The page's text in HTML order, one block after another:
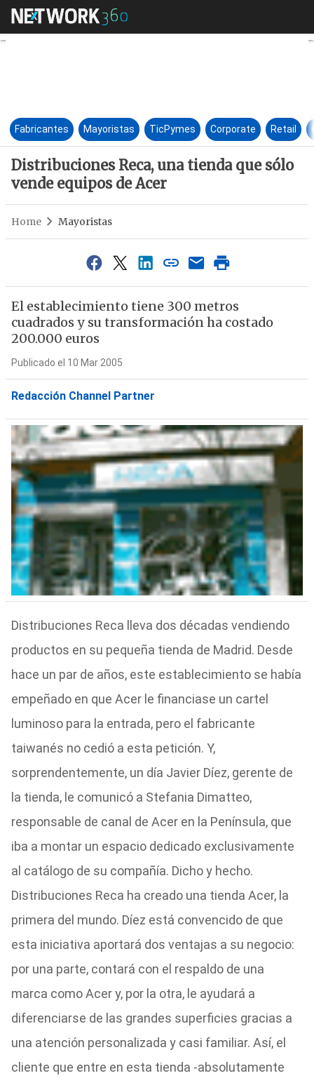
Distribuciones Reca, una
Fabricantes Mayoristas TicPymes Corporate Retail
Distribuciones Reca, una tienda que sólo
vende equipos de Acer
Home Mayoristas
El establecimiento tiene 300 metros
cuadrados y su transformación ha costado
200.000 euros
Publicado el 10 Mar 2005
Redacción Channel Partner
Distribuciones Reca lleva dos décadas vendiendo
productos en su pequeña tienda de Madrid. Desde
hace un par de años, este establecimiento se había
empeñado en que Acer le financiase un cartel
luminoso para la entrada, pero el fabricante
taiwanés no cedió a esta petición. Y,
sorprendentemente, un día Javier Díez, gerente de
la tienda, le comunicó a Stefania Dimatteo,
responsable de canal de Acer en la Península, que
iba a montar un espacio dedicado exclusivamente
al catálogo de su compañía. Dicho y hecho.
Distribuciones Reca ha creado una tienda Acer, la
primera del mundo. Díez está convencido de que
esta iniciativa aportará dos ventajas a su negocio:
por una parte, contará con el respaldo de una
marca como Acer y, por la otra, le ayudará a
diferenciarse de las grandes superficies gracias a
una atención personalizada y casi familiar. Así, el
cliente que entre en esta tienda -absolutamente